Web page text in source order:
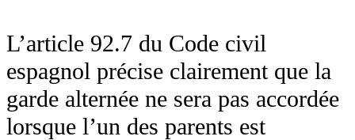
L’article 92.7 du Code civil
espagnol précise clairement que la
garde alternée ne sera pas accordée
lorsque l’un des parents est